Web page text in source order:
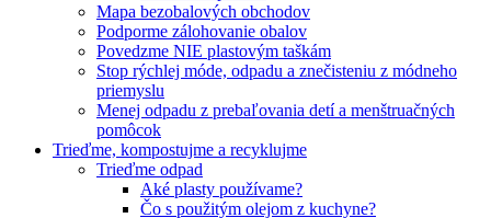
Mapa bezobalových obchodov
Podporme zálohovanie obalov
Povedzme NIE plastovým taškám
Stop rýchlej móde, odpadu a znečisteniu z módneho
priemyslu
Menej odpadu z prebaľovania detí a menštruačných
pomôcok
Trieďme, kompostujme a recyklujme
Trieďme odpad
Aké plasty používame?
Čo s použitým olejom z kuchyne?